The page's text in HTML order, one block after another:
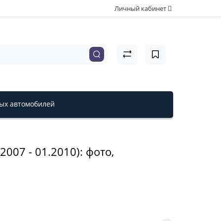
Личный кабинет
автомобилей
- 01.2010): фото,